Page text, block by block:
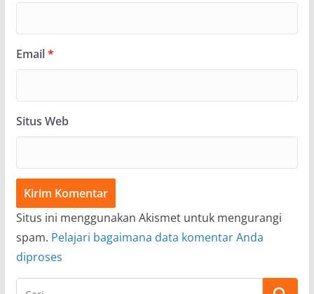
Email*
Situs Web
Situs ini menggunakan Akismet untuk mengurangi
spam. Pelajari bagaimana data komentar Anda
diproses